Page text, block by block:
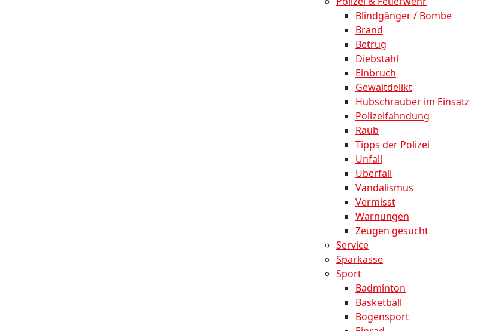
Blindgänger / Bombe
Brand
Betrug
Diebstahl
Einbruch
Gewaltdelikt
Hubschrauber im Einsatz
Polizeifahndung
Raub
Tipps der Polizei
Unfall
Überfall
Vandalismus
Vermisst
Warnungen
Zeugen gesucht
Service
Sparkasse
Sport
Badminton
Basketball
Bogensport